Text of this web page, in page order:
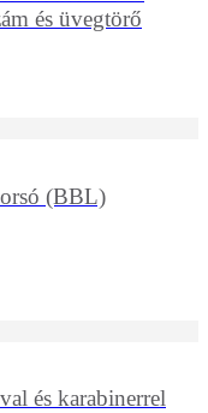
és üvegtörő
(BBL)
és karabinerrel